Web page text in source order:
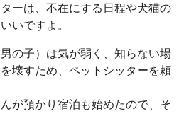
ーは、不在にする日程や犬猫の
いですよ。
の子）は気が弱く、知らない場
壊すため、ペットシッターを頼
が預かり宿泊も始めたので、そ